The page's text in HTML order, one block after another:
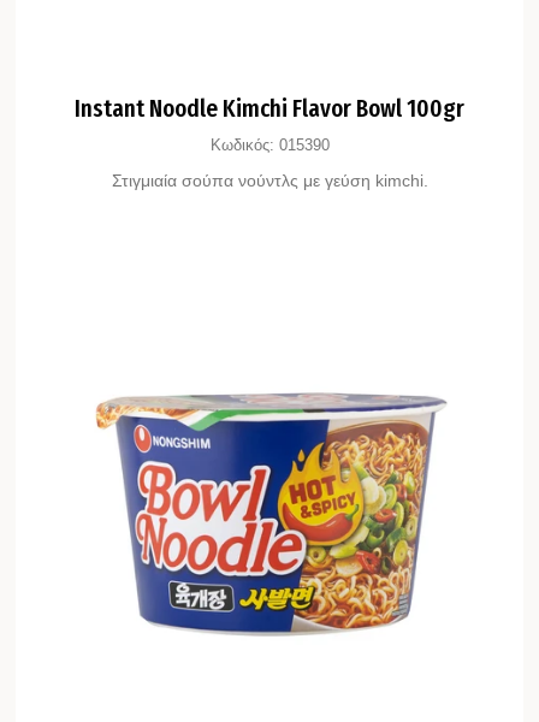
Instant Noodle Kimchi Flavor Bowl 100gr
Κωδικός: 015390
Στιγμιαία σούπα νούντλς με γεύση kimchi.